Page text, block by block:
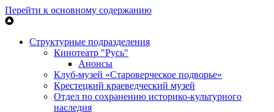
Перейти к основному содержанию
Структурные подразделения
Кинотеатр "Русь"
Анонсы
Клуб-музей «Староверческое подворье»
Крестецкий краеведческий музей
Отдел по сохранению историко-культурного
наследия